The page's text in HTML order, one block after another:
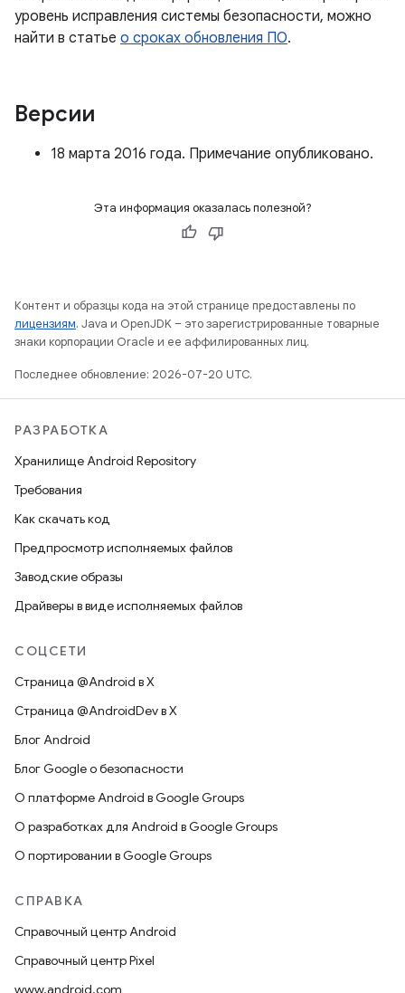
уровень исправления системы безопасности, можно
найти в статье о сроках обновления ПО.
Версии
18 марта 2016 года. Примечание опубликовано.
Эта информация оказалась полезной?
Контент и образцы кода на этой странице предоставлены по
лицензиям. Java и OpenJDK – это зарегистрированные товарные
знаки корпорации Oracle и ее аффилированных лиц.
Последнее обновление: 2026-07-20 UTC.
РАЗРАБОТКА
Хранилище Android Repository
Требования
Как скачать код
Предпросмотр исполняемых файлов
Заводские образы
Драйверы в виде исполняемых файлов
СОЦСЕТИ
Страница @Android в X
Страница @AndroidDev в X
Блог Android
Блог Google о безопасности
О платформе Android в Google Groups
О разработках для Android в Google Groups
О портировании в Google Groups
СПРАВКА
Справочный центр Android
Справочный центр Pixel
www.android.com